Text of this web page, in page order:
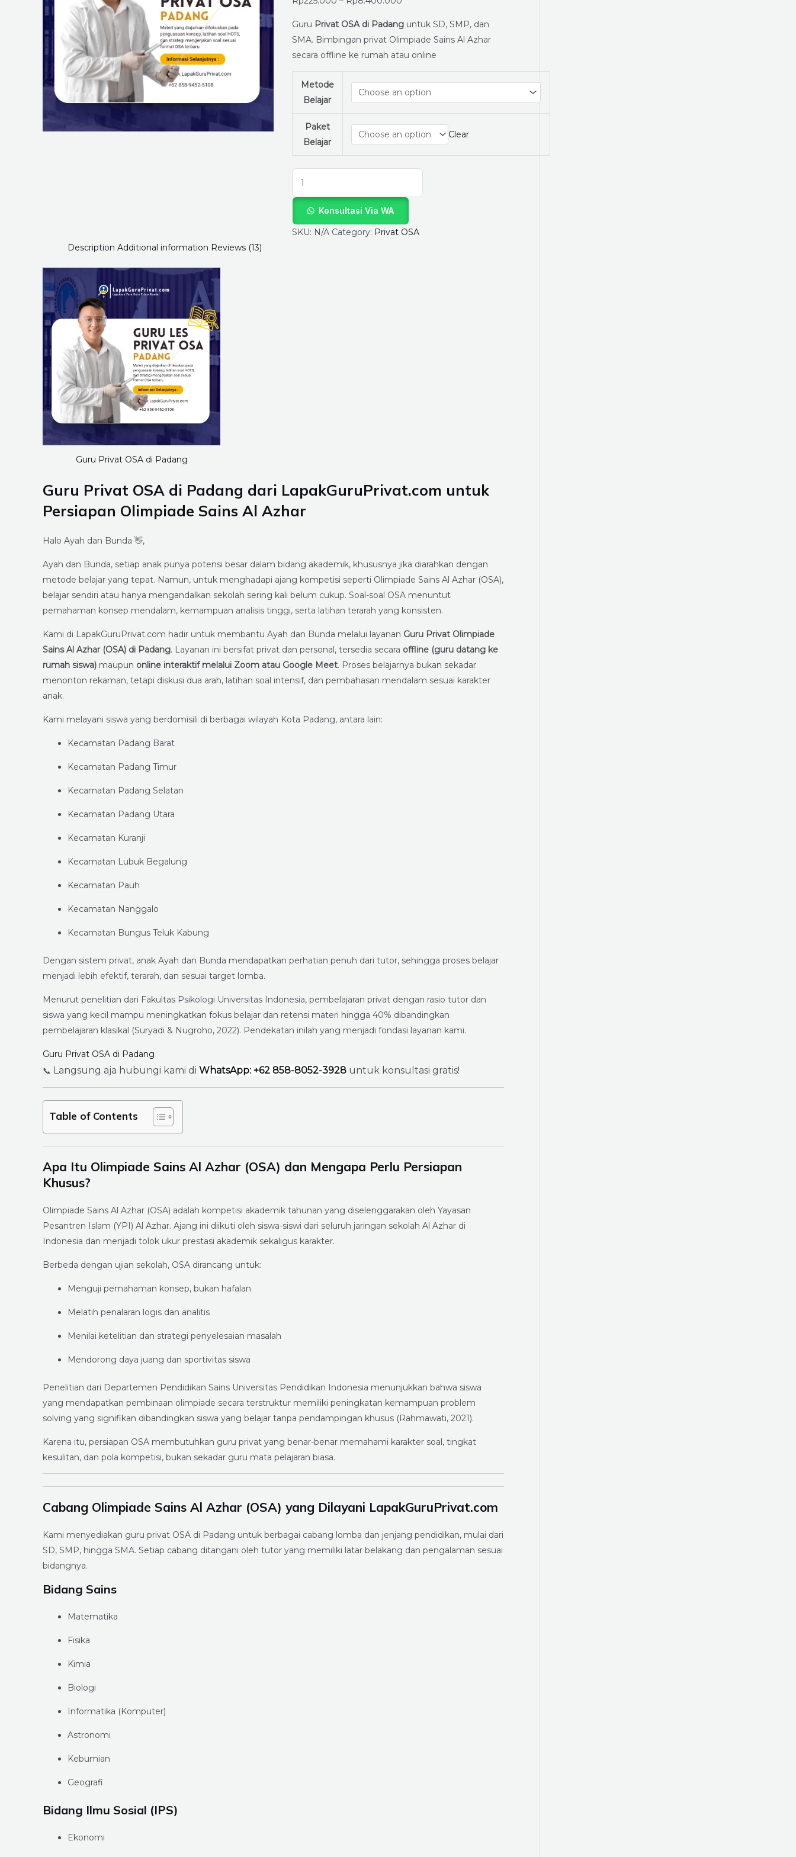
Guru Privat OSA di Padanguntuk SD, SMP, dan
SMA. Bimbingan privat Olimpiade Sains Al Azhar
secara offline ke rumah atau online
Metode
Belajar
Paket
Belajar
Clear
Persiapan
Olimpiade
Sains
quantity
Konsultasi Via WA
SKU: N/A Category: Privat OSA
Description Additional information Reviews (13)
Guru Privat OSA di Padang
Guru Privat OSA di Padang dari LapakGuruPrivat.com untuk
Persiapan Olimpiade Sains Al Azhar
Halo Ayah dan Bunda 👋,
Ayah dan Bunda, setiap anak punya potensi besar dalam bidang akademik, khususnya jika diarahkan dengan
metode belajar yang tepat. Namun, untuk menghadapi ajang kompetisi seperti Olimpiade Sains Al Azhar (OSA),
belajar sendiri atau hanya mengandalkan sekolah sering kali belum cukup. Soal-soal OSA menuntut
pemahaman konsep mendalam, kemampuan analisis tinggi, serta latihan terarah yang konsisten.
Kami di LapakGuruPrivat.com hadir untuk membantu Ayah dan Bunda melalui layanan Guru Privat Olimpiade
Sains Al Azhar (OSA) di Padang. Layanan ini bersifat privat dan personal, tersedia secara offline (guru datang ke
rumah siswa) maupun online interaktif melalui Zoom atau Google Meet. Proses belajarnya bukan sekadar
menonton rekaman, tetapi diskusi dua arah, latihan soal intensif, dan pembahasan mendalam sesuai karakter
anak.
Kami melayani siswa yang berdomisili di berbagai wilayah Kota Padang, antara lain:
Kecamatan Padang Barat
Kecamatan Padang Timur
Kecamatan Padang Selatan
Kecamatan Padang Utara
Kecamatan Kuranji
Kecamatan Lubuk Begalung
Kecamatan Pauh
Kecamatan Nanggalo
Kecamatan Bungus Teluk Kabung
Dengan sistem privat, anak Ayah dan Bunda mendapatkan perhatian penuh dari tutor, sehingga proses belajar
menjadi lebih efektif, terarah, dan sesuai target lomba.
Menurut penelitian dari Fakultas Psikologi Universitas Indonesia, pembelajaran privat dengan rasio tutor dan
siswa yang kecil mampu meningkatkan fokus belajar dan retensi materi hingga 40% dibandingkan
pembelajaran klasikal (Suryadi & Nugroho, 2022). Pendekatan inilah yang menjadi fondasi layanan kami.
Guru Privat OSA di Padang
📞 Langsung aja hubungi kami di WhatsApp: +62 858-8052-3928 untuk konsultasi gratis!
Table of Contents
Apa Itu Olimpiade Sains Al Azhar (OSA) dan Mengapa Perlu Persiapan
Khusus?
Olimpiade Sains Al Azhar (OSA) adalah kompetisi akademik tahunan yang diselenggarakan oleh Yayasan
Pesantren Islam (YPI) Al Azhar. Ajang ini diikuti oleh siswa-siswi dari seluruh jaringan sekolah Al Azhar di
Indonesia dan menjadi tolok ukur prestasi akademik sekaligus karakter.
Berbeda dengan ujian sekolah, OSA dirancang untuk:
Menguji pemahaman konsep, bukan hafalan
Melatih penalaran logis dan analitis
Menilai ketelitian dan strategi penyelesaian masalah
Mendorong daya juang dan sportivitas siswa
Penelitian dari Departemen Pendidikan Sains Universitas Pendidikan Indonesia menunjukkan bahwa siswa
yang mendapatkan pembinaan olimpiade secara terstruktur memiliki peningkatan kemampuan problem
solving yang signifikan dibandingkan siswa yang belajar tanpa pendampingan khusus (Rahmawati, 2021).
Karena itu, persiapan OSA membutuhkan guru privat yang benar-benar memahami karakter soal, tingkat
kesulitan, dan pola kompetisi, bukan sekadar guru mata pelajaran biasa.
Cabang Olimpiade Sains Al Azhar (OSA) yang Dilayani LapakGuruPrivat.com
Kami menyediakan guru privat OSA di Padang untuk berbagai cabang lomba dan jenjang pendidikan, mulai dari
SD, SMP, hingga SMA. Setiap cabang ditangani oleh tutor yang memiliki latar belakang dan pengalaman sesuai
bidangnya.
Bidang Sains
Matematika
Fisika
Kimia
Biologi
Informatika (Komputer)
Astronomi
Kebumian
Geografi
Bidang Ilmu Sosial (IPS)
Ekonomi